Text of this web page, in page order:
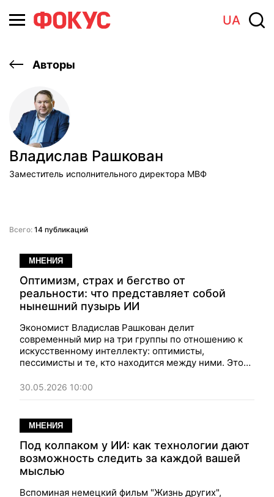
UA
Авторы
Владислав Рашкован
Заместитель исполнительного директора МВФ
Всего: 14 публикаций
МНЕНИЯ
Оптимизм, страх и бегство от
реальности: что представляет собой
нынешний пузырь ИИ
Экономист Владислав Рашкован делит
современный мир на три группы по отношению к
искусственному интеллекту: оптимисты,
пессимисты и те, кто находится между ними. Это
одновременно продает людям надежду, страх и
бегство от реальности...
30.05.2026 10:00
МНЕНИЯ
Под колпаком у ИИ: как технологии дают
возможность следить за каждой вашей
мыслью
Вспоминая немецкий фильм "Жизнь других",